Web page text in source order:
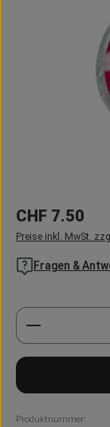
Regulärer Preis:
CHF 7.50
Preise inkl. MwSt.
Fragen &
Produkt
Produktnummer: